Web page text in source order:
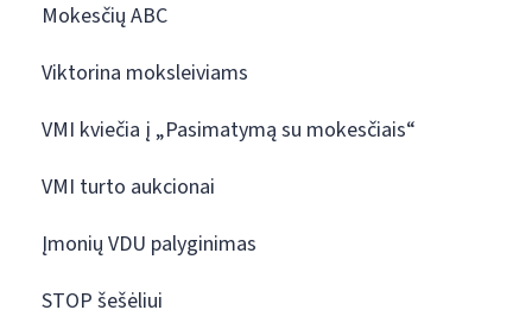
Mokesčių ABC
Viktorina moksleiviams
VMI kviečia į „Pasimatymą su mokesčiais“
VMI turto aukcionai
Įmonių VDU palyginimas
STOP šešėliui